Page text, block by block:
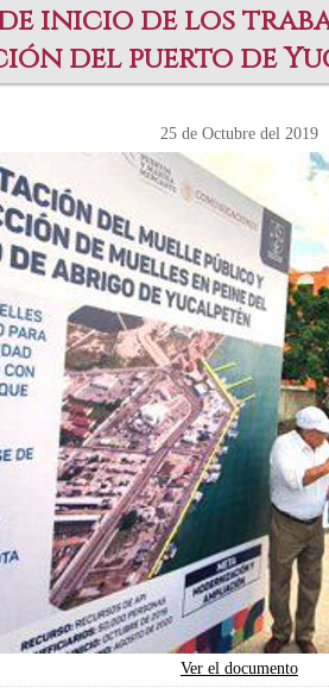
inicio de los
del puerto de
25 de Octubre del 2019
Ver el documento